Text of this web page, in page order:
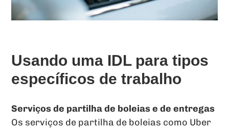
Usando uma IDL para tipos
específicos de trabalho
Serviços de partilha de boleias e de entregas
Os serviços de partilha de boleias como Uber